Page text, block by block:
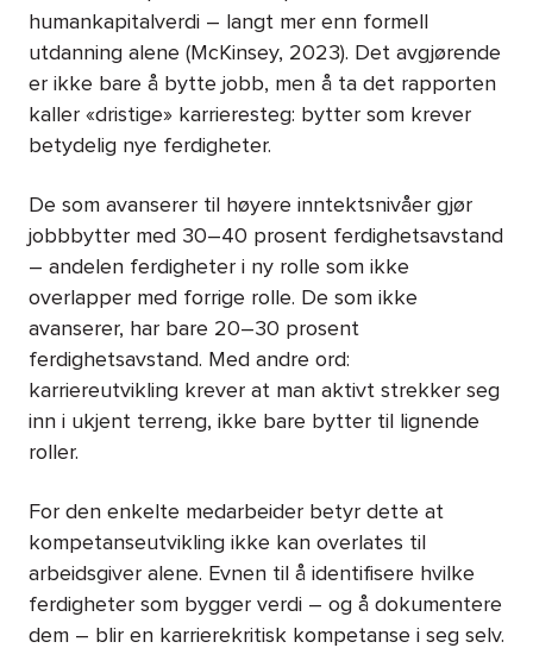
humankapitalverdi – langt mer enn formell
utdanning alene (McKinsey, 2023). Det avgjørende
er ikke bare å bytte jobb, men å ta det rapporten
kaller «dristige» karrieresteg: bytter som krever
betydelig nye ferdigheter.
De som avanserer til høyere inntektsnivåer gjør
jobbbytter med 30–40 prosent ferdighetsavstand
– andelen ferdigheter i ny rolle som ikke
overlapper med forrige rolle. De som ikke
avanserer, har bare 20–30 prosent
ferdighetsavstand. Med andre ord:
karriereutvikling krever at man aktivt strekker seg
inn i ukjent terreng, ikke bare bytter til lignende
roller.
For den enkelte medarbeider betyr dette at
kompetanseutvikling ikke kan overlates til
arbeidsgiver alene. Evnen til å identifisere hvilke
ferdigheter som bygger verdi – og å dokumentere
dem – blir en karrierekritisk kompetanse i seg selv.